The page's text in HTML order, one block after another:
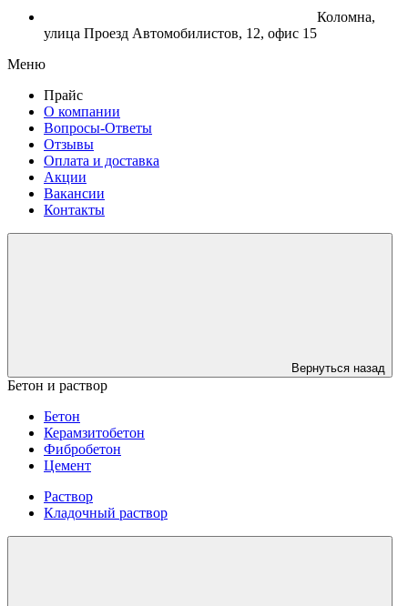
Коломна,
улица Проезд Автомобилистов, 12, офис 15
Меню
Прайс
О компании
Вопросы-Ответы
Отзывы
Оплата и доставка
Акции
Вакансии
Контакты
Вернуться назад
Бетон и раствор
Бетон
Керамзитобетон
Фибробетон
Цемент
Раствор
Кладочный раствор